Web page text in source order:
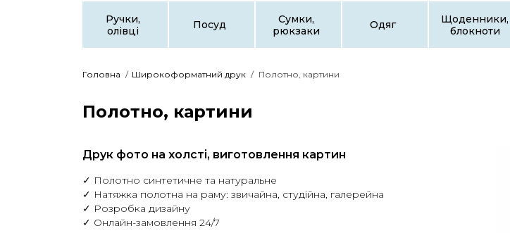
Ручки,
олівці
Посуд
Сумки,
рюкзаки
Одяг
Щоденники,
блокноти
Головна / Широкоформатний друк / Полотно, картини
Полотно, картини
Друк фото на холсті, виготовлення картин
✓ Полотно синтетичне та натуральне
✓ Натяжка полотна на раму: звичайна, студійна, галерейна
✓ Розробка дизайну
✓ Онлайн-замовлення 24/7